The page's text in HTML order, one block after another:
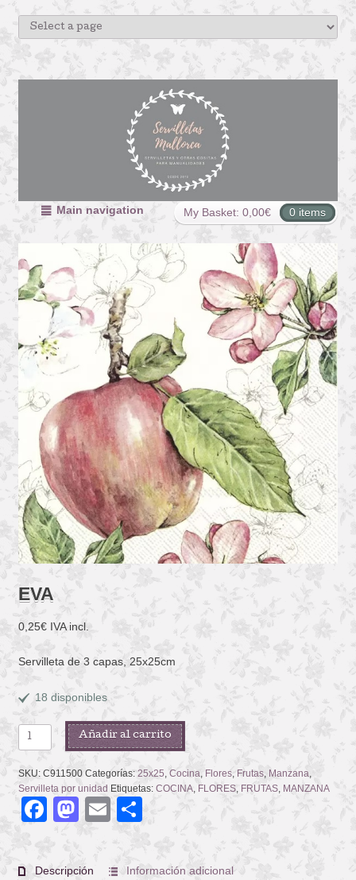
My Basket: 0,00€ 0 items
Main navigation
EVA
0,25€ IVA incl.
Servilleta de 3 capas, 25x25cm
18 disponibles
EVA
cantidad
Añadir al carrito
SKU: C911500 Categorías: 25x25 Cocina Flores, Frutas, Manzana
Servilleta por unidad Etiquetas: COCINA, FLORES, FRUTAS, MANZANA
Facebook
Mastodon
EmailCompartir
Descripción
Información adicional